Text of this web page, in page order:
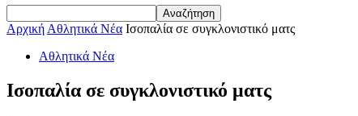
Αρχική Αθλητικά Νέα Ισοπαλία σε συγκλονιστικό ματς
Αθλητικά Νέα
Ισοπαλία σε συγκλονιστικό ματς